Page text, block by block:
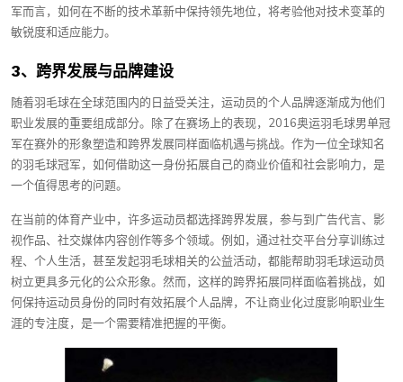
军而言，如何在不断的技术革新中保持领先地位，将考验他对技术变革的
敏锐度和适应能力。
3、跨界发展与品牌建设
随着羽毛球在全球范围内的日益受关注，运动员的个人品牌逐渐成为他们
职业发展的重要组成部分。除了在赛场上的表现，2016奥运羽毛球男单冠
军在赛外的形象塑造和跨界发展同样面临机遇与挑战。作为一位全球知名
的羽毛球冠军，如何借助这一身份拓展自己的商业价值和社会影响力，是
一个值得思考的问题。
在当前的体育产业中，许多运动员都选择跨界发展，参与到广告代言、影
视作品、社交媒体内容创作等多个领域。例如，通过社交平台分享训练过
程、个人生活，甚至发起羽毛球相关的公益活动，都能帮助羽毛球运动员
树立更具多元化的公众形象。然而，这样的跨界拓展同样面临着挑战，如
何保持运动员身份的同时有效拓展个人品牌，不让商业化过度影响职业生
涯的专注度，是一个需要精准把握的平衡。